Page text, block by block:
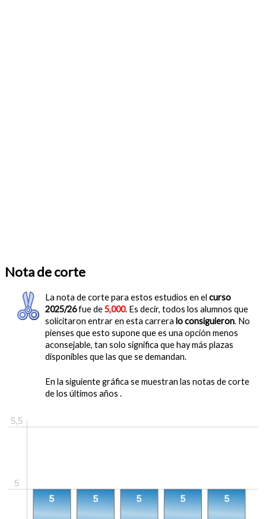
Nota de corte
La nota de corte para estos estudios en el curso
2025/26fue de5,000. Es decir, todos los alumnos que
solicitaron entrar en esta carrera lo consiguieron. No
pienses que esto supone que es una opción menos
aconsejable, tan solo significa que hay más plazas
disponibles que las que se demandan.
En la siguiente gráfica se muestran las notas de corte
de los últimos años .
5,5
5
5
5 5 5 5